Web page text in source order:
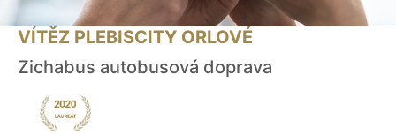
VÍTĚZ PLEBISCITY ORLOVÉ
Zichabus autobusová doprava